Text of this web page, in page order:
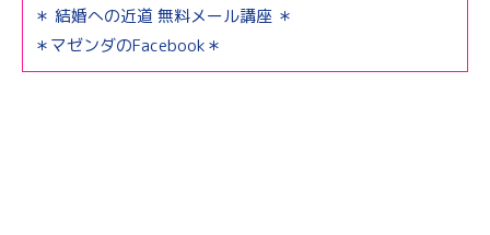
＊ 結婚への近道 無料メール講座 ＊
＊マゼンダのFacebook＊